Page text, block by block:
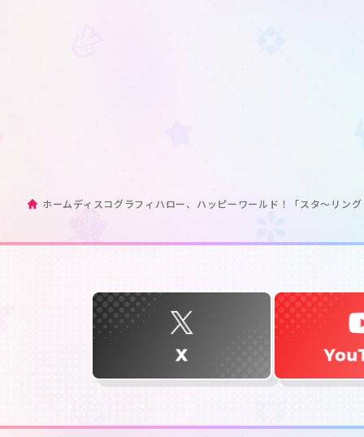
ホームディスコグラフィ ハロー、ハッピーワールド！「スタ〜リ